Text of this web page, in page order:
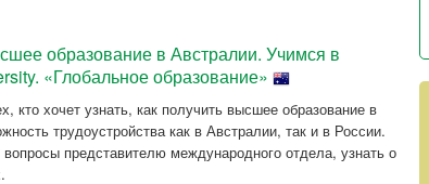
образование в Австралии. Учимся в
«Глобальное образование»
кто хочет узнать, как получить высшее образование в
трудоустройства как в Австралии, так и в России.
представителю международного отдела, узнать о